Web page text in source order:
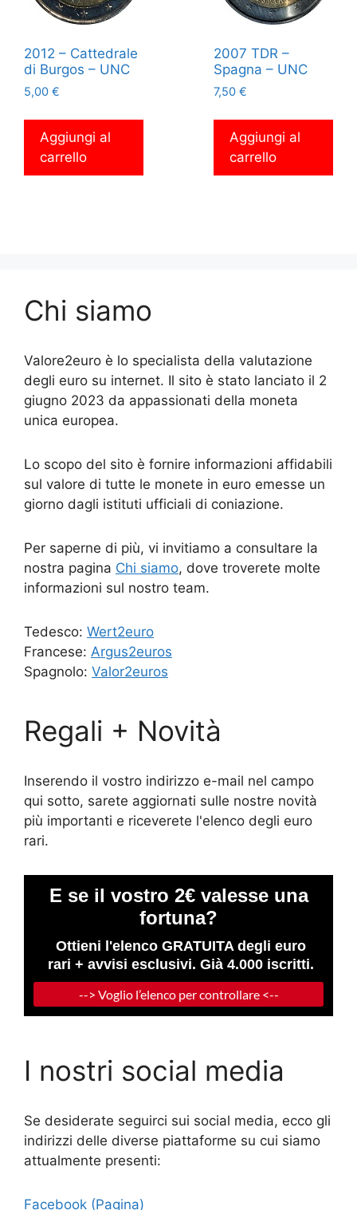
2012 – Cattedrale
di Burgos – UNC
5,00 €
Aggiungi al
carrello
2007 TDR –
Spagna – UNC
7,50 €
Aggiungi al
carrello
Chi siamo
Valore2euro è lo specialista della valutazione
degli euro su internet. Il sito è stato lanciato il 2
giugno 2023 da appassionati della moneta
unica europea.
Lo scopo del sito è fornire informazioni affidabili
sul valore di tutte le monete in euro emesse un
giorno dagli istituti ufficiali di coniazione.
Per saperne di più, vi invitiamo a consultare la
nostra pagina Chi siamo, dove troverete molte
informazioni sul nostro team.
Tedesco: Wert2euro
Francese: Argus2euros
Spagnolo: Valor2euros
Regali + Novità
Inserendo il vostro indirizzo e-mail nel campo
qui sotto, sarete aggiornati sulle nostre novità
più importanti e riceverete l'elenco degli euro
rari.
I nostri social media
Se desiderate seguirci sui social media, ecco gli
indirizzi delle diverse piattaforme su cui siamo
attualmente presenti:
Facebook (Pagina)